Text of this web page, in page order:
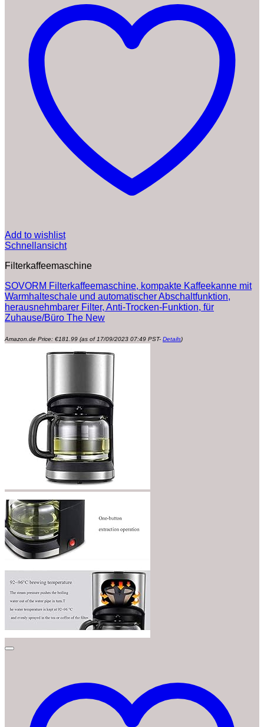
Add to wishlist
Schnellansicht
Filterkaffeemaschine
SOVORM Filterkaffeemaschine, kompakte Kaffeekanne mit
Warmhalteschale und automatischer Abschaltfunktion,
herausnehmbarer Filter, Anti-Trocken-Funktion, für
Zuhause/Büro The New
Amazon.de Price: €181.99 (as of 17/09/2023 07:49 PST- Details)